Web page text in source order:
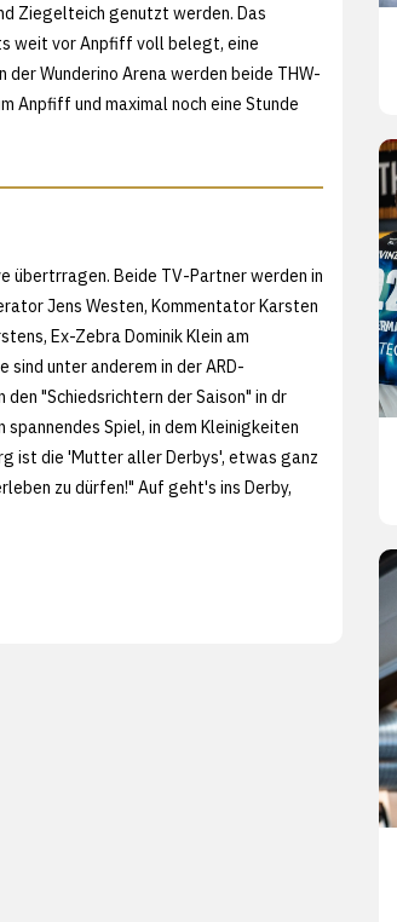
Ziegelteich genutzt werden. Das
weit vor Anpfiff voll belegt, eine
Wunderino Arena werden beide THW-
Anpfiff und maximal noch eine Stunde
übertrragen. Beide TV-Partner werden in
Jens Westen, Kommentator Karsten
Ex-Zebra Dominik Klein am
unter anderem in der ARD-
"Schiedsrichtern der Saison" in dr
Spiel, in dem Kleinigkeiten
ist die 'Mutter aller Derbys', etwas ganz
zu dürfen!" Auf geht's ins Derby,